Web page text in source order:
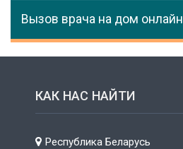
Вызов врача на дом онлайн
КАК НАС НАЙТИ
Республика Беларусь